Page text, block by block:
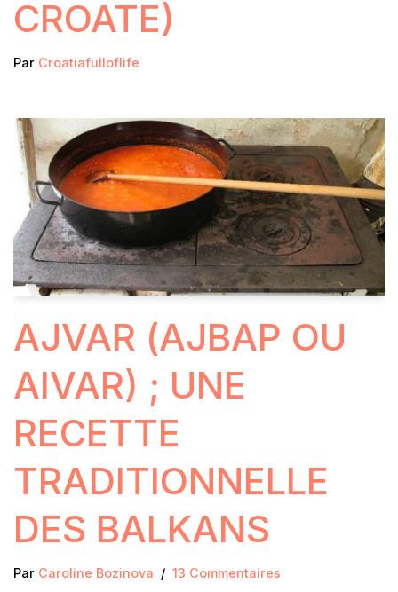
CROATE)
Par Croatiafulloflife
AJVAR (АJВАР OU
AIVAR) ; UNE
RECETTE
TRADITIONNELLE
DES BALKANS
Par Caroline Bozinova 13 Commentaires